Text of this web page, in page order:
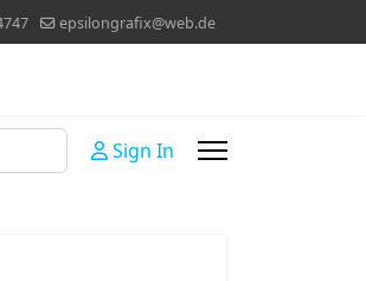
epsilongrafix@web.de
Sign In